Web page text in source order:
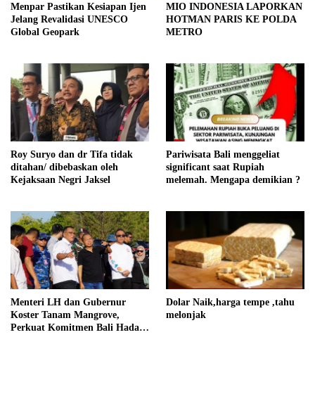
Menpar Pastikan Kesiapan Ijen
Jelang Revalidasi UNESCO
Global Geopark
MIO INDONESIA LAPORKAN
HOTMAN PARIS KE POLDA
METRO
Roy Suryo dan dr Tifa tidak
ditahan/ dibebaskan oleh
Kejaksaan Negri Jaksel
Pariwisata Bali menggeliat
significant saat Rupiah
melemah. Mengapa demikian ?
Menteri LH dan Gubernur
Koster Tanam Mangrove,
Perkuat Komitmen Bali Hadapi
Dolar Naik,harga tempe ,tahu
melonjak